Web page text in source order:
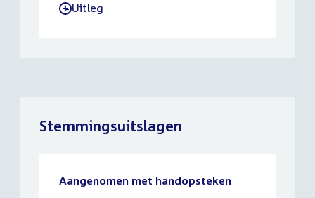
-Uitleg
Stemmingsuitslagen
Aangenomen met handopsteken